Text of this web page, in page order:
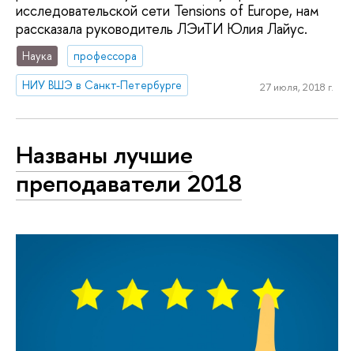
исследовательской сети Tensions of Europe, нам
рассказала руководитель ЛЭиТИ Юлия Лайус.
Наука
профессора
НИУ ВШЭ в Санкт-Петербурге
27 июля, 2018 г.
Названы лучшие
преподаватели 2018